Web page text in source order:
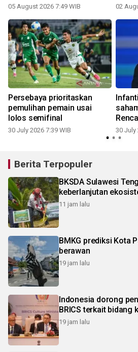
05 August 2026 7:49 WIB 02
Persebaya prioritaskan
pemulihan pemain usai
lolos semifinal
30 July 2026 7:39 WIB
Pial
30 July
Berita Terpopuler
BKSDA Sulawesi
keberlanjutan
11 jam lalu
BMKG prediksi Kota
berawan
19 jam lalu
Indonesia dorong
BRICS terkait bidang
19 jam lalu